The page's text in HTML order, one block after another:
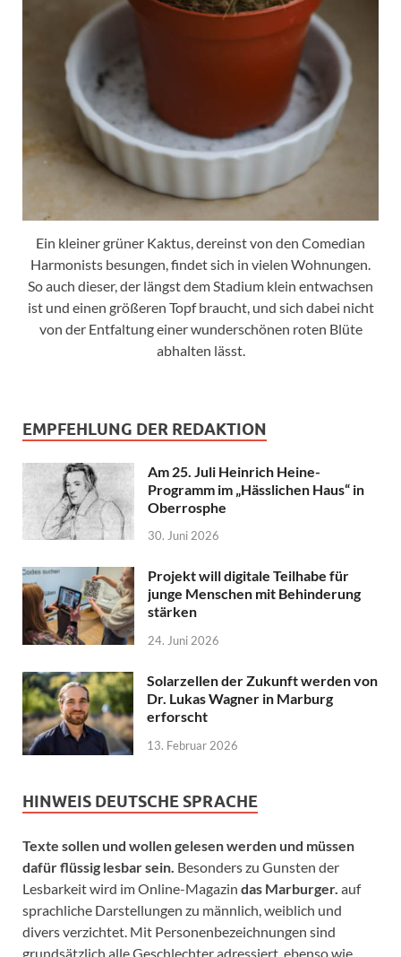
Ein kleiner grüner Kaktus, dereinst von den Comedian
Harmonists besungen, findet sich in vielen Wohnungen.
So auch dieser, der längst dem Stadium klein entwachsen
ist und einen größeren Topf braucht, und sich dabei nicht
von der Entfaltung einer wunderschönen roten Blüte
abhalten lässt.
EMPFEHLUNG DER REDAKTION
Am 25. Juli Heinrich Heine-
Programm im „Hässlichen Haus“ in
Oberrosphe
30. Juni 2026
Projekt will digitale Teilhabe für
junge Menschen mit Behinderung
stärken
24. Juni 2026
Solarzellen der Zukunft werden von
Dr. Lukas Wagner in Marburg
erforscht
13. Februar 2026
HINWEIS DEUTSCHE SPRACHE
Texte sollen und wollen gelesen werden und müssen
dafür flüssig lesbar sein. Besonders zu Gunsten der
Lesbarkeit wird im Online-Magazin das Marburger. auf
sprachliche Darstellungen zu männlich, weiblich und
divers verzichtet. Mit Personenbezeichnungen sind
grundsätzlich alle Geschlechter adressiert, ebenso wie